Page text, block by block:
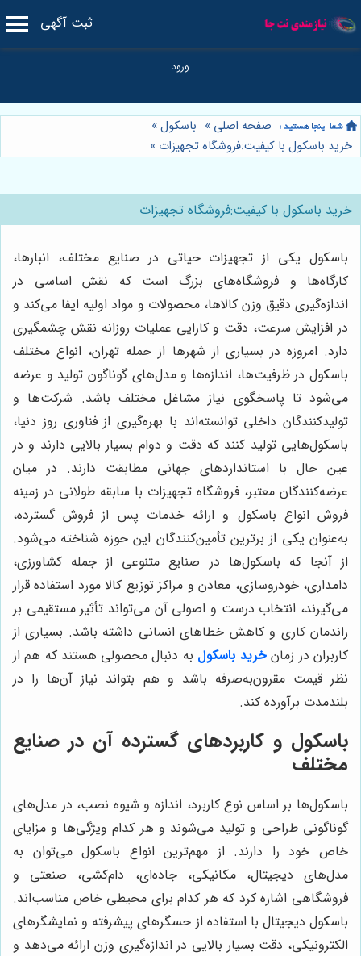
ثبت آگهی
صفحه اصلی » باسکول»
خرید باسکول با کیفیت:فروشگاه تجهیزات »
خرید باسکول با کیفیت:فروشگاه تجهیزات
باسکول یکی از تجهیزات حیاتی در صنایع مختلف، انبارها،
کارگاه‌ها و فروشگاه‌های بزرگ است که نقش اساسی در
اندازه‌گیری دقیق وزن کالاها، محصولات و مواد اولیه ایفا می‌کند و
در افزایش سرعت، دقت و کارایی عملیات روزانه نقش چشمگیری
دارد. امروزه در بسیاری از شهرها از جمله تهران، انواع مختلف
باسکول در ظرفیت‌ها، اندازه‌ها و مدل‌های گوناگون تولید و عرضه
می‌شود تا پاسخگوی نیاز مشاغل مختلف باشد. شرکت‌ها و
تولیدکنندگان داخلی توانسته‌اند با بهره‌گیری از فناوری روز دنیا،
باسکول‌هایی تولید کنند که دقت و دوام بسیار بالایی دارند و در
عین حال با استانداردهای جهانی مطابقت دارند. در میان
عرضه‌کنندگان معتبر، فروشگاه تجهیزات با سابقه طولانی در زمینه
فروش انواع باسکول و ارائه خدمات پس از فروش گسترده،
به‌عنوان یکی از برترین تأمین‌کنندگان این حوزه شناخته می‌شود.
از آنجا که باسکول‌ها در صنایع متنوعی از جمله کشاورزی،
دامداری، خودروسازی، معادن و مراکز توزیع کالا مورد استفاده قرار
می‌گیرند، انتخاب درست و اصولی آن می‌تواند تأثیر مستقیمی بر
راندمان کاری و کاهش خطاهای انسانی داشته باشد. بسیاری از
کاربران در زمان خرید باسکول به دنبال محصولی هستند که هم از
نظر قیمت مقرون‌به‌صرفه باشد و هم بتواند نیاز آن‌ها را در
بلندمدت برآورده کند.
باسکول و کاربردهای گسترده آن در صنایع
مختلف
باسکول‌ها بر اساس نوع کاربرد، اندازه و شیوه نصب، در مدل‌های
گوناگونی طراحی و تولید می‌شوند و هر کدام ویژگی‌ها و مزایای
خاص خود را دارند. از مهم‌ترین انواع باسکول می‌توان به
مدل‌های دیجیتال، مکانیکی، جاده‌ای، دام‌کشی، صنعتی و
فروشگاهی اشاره کرد که هر کدام برای محیطی خاص مناسب‌اند.
باسکول دیجیتال با استفاده از حسگرهای پیشرفته و نمایشگرهای
الکترونیکی، دقت بسیار بالایی در اندازه‌گیری وزن ارائه می‌دهد و